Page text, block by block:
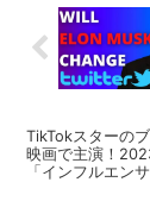
TikTokスターの
映画で主演！
「インフルエンサ